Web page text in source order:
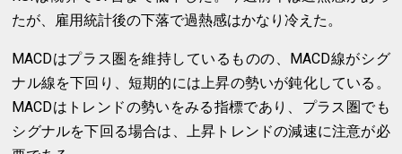
たが、雇用統計後の下落で過熱感はかなり冷えた。
MACDはプラス圏を維持しているものの、MACD線がシグ
ナル線を下回り、短期的には上昇の勢いが鈍化している。
MACDはトレンドの勢いをみる指標であり、プラス圏でも
シグナルを下回る場合は、上昇トレンドの減速に注意が必